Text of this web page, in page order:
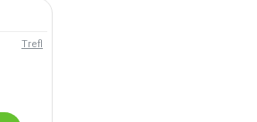
Trefl